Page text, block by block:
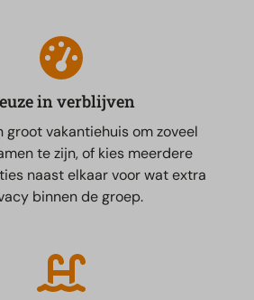
in verblijven
groot vakantiehuis om zoveel
te zijn, of kies meerdere
naast elkaar voor wat extra
binnen de groep.